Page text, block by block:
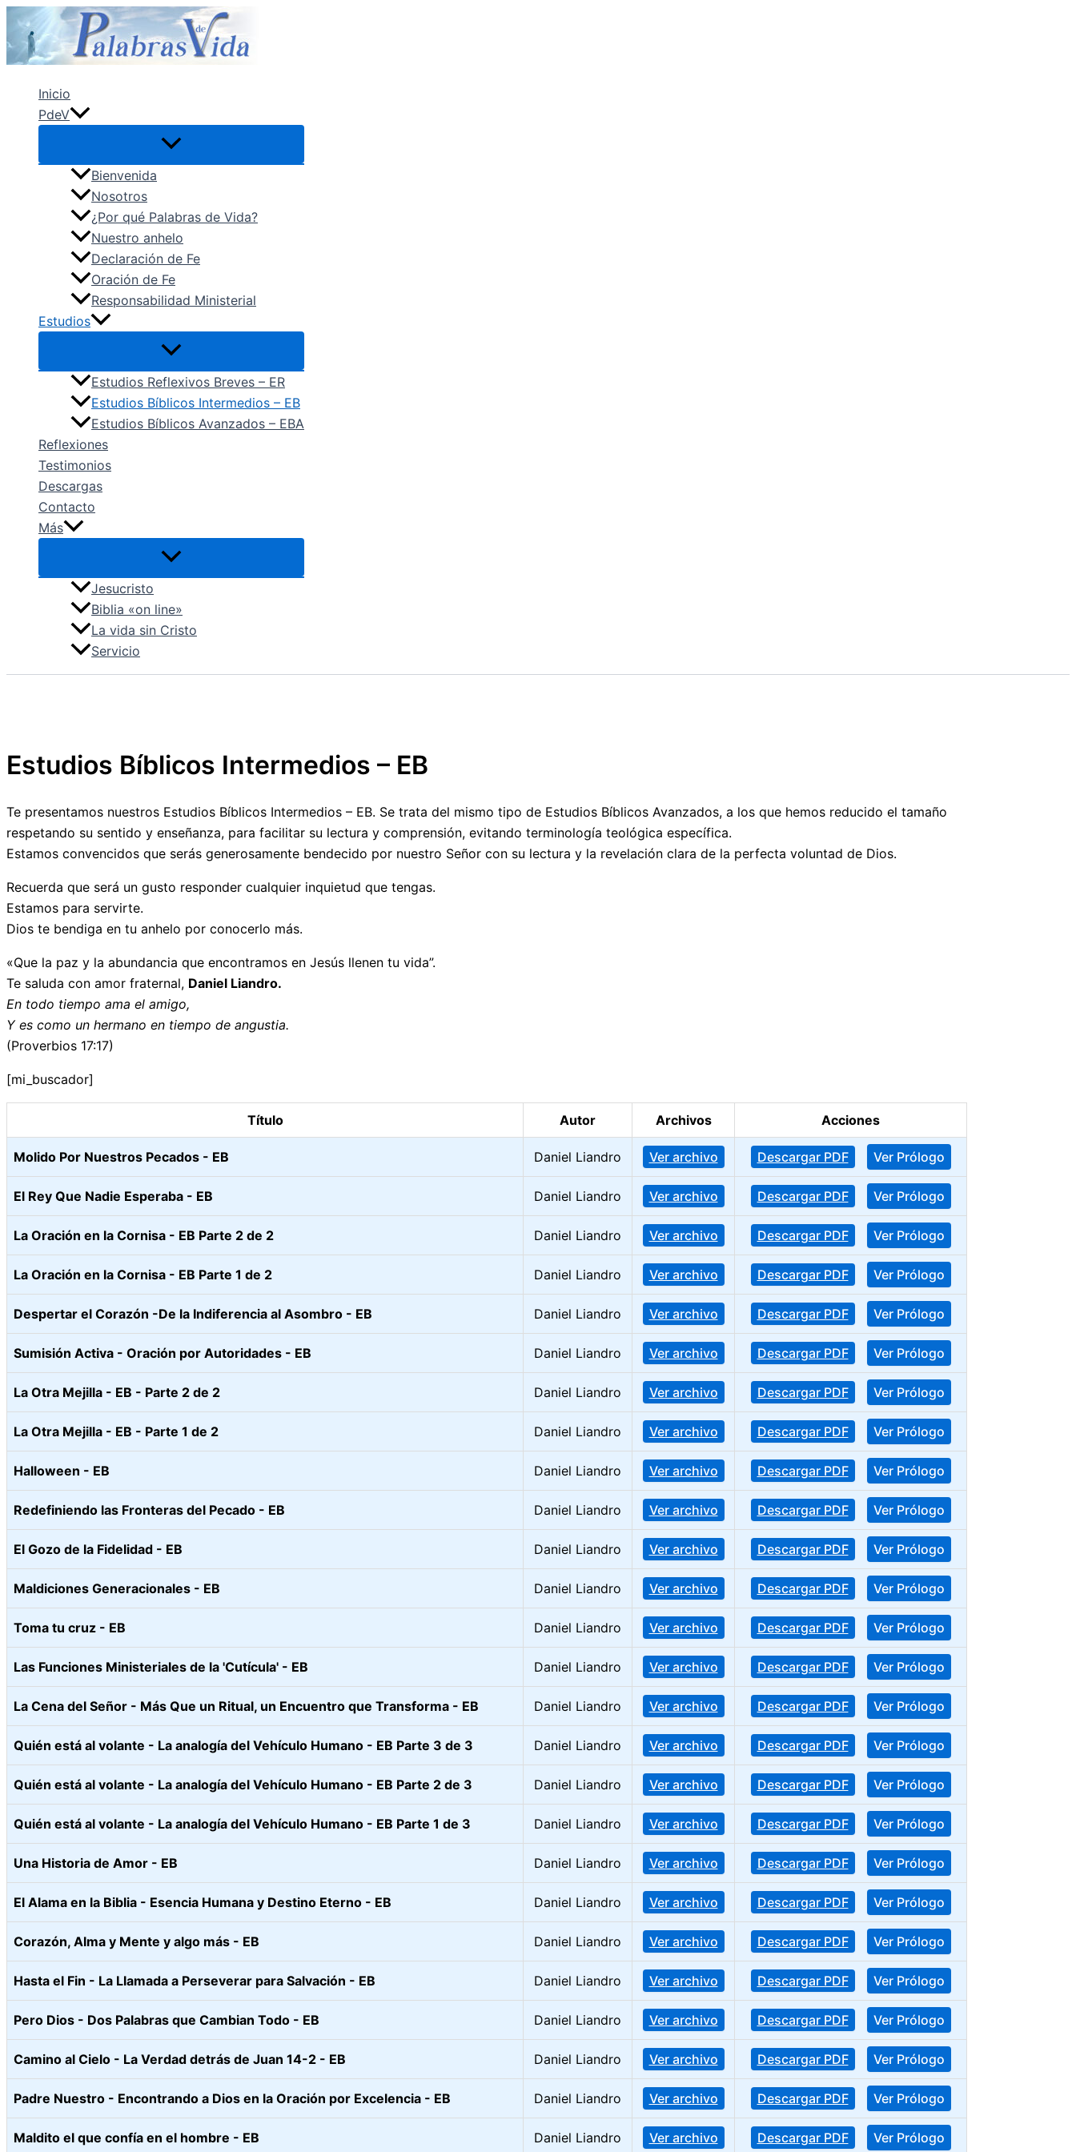
contenido
Inicio
PdeV
Bienvenida
Nosotros
¿Por qué Palabras de Vida?
Nuestro anhelo
Declaración de Fe
Oración de Fe
Responsabilidad Ministerial
Estudios
Estudios Reflexivos Breves – ER
Estudios Bíblicos Intermedios – EB
Estudios Bíblicos Avanzados – EBA
Reflexiones
Testimonios
Descargas
Contacto
Más
Jesucristo
Biblia «on line»
La vida sin Cristo
Servicio
Estudios Bíblicos Intermedios – EB
Te presentamos nuestros Estudios Bíblicos Intermedios – EB. Se trata del mismo tipo de Estudios Bíblicos Avanzados, a los que hemos reducido el tamaño
respetando su sentido y enseñanza, para facilitar su lectura y comprensión, evitando terminología teológica específica.
Estamos convencidos que serás generosamente bendecido por nuestro Señor con su lectura y la revelación clara de la perfecta voluntad de Dios.
Recuerda que será un gusto responder cualquier inquietud que tengas.
Estamos para servirte.
Dios te bendiga en tu anhelo por conocerlo más.
«Que la paz y la abundancia que encontramos en Jesús llenen tu vida”.
Te saluda con amor fraternal, Daniel Liandro.
En todo tiempo ama el amigo,
Y es como un hermano en tiempo de angustia.
(Proverbios 17:17)
[mi_buscador]
Título Autor Archivos Acciones
Molido Por Nuestros Pecados - EB Daniel Liandro Ver archivo Descargar PDF Ver Prólogo
El Rey Que Nadie Esperaba - EB Daniel Liandro Ver archivo Descargar PDF Ver Prólogo
La Oración en la Cornisa - EB Parte 2 de 2 Daniel Liandro Ver archivo Descargar PDF Ver Prólogo
La Oración en la Cornisa - EB Parte 1 de 2 Daniel Liandro Ver archivo Descargar PDF Ver Prólogo
Despertar el Corazón -De la Indiferencia al Asombro - EB Daniel Liandro Ver archivo Descargar PDF Ver Prólogo
Sumisión Activa - Oración por Autoridades - EB Daniel Liandro Ver archivo Descargar PDF Ver Prólogo
La Otra Mejilla - EB - Parte 2 de 2 Daniel Liandro Ver archivo Descargar PDF Ver Prólogo
La Otra Mejilla - EB - Parte 1 de 2 Daniel Liandro Ver archivo Descargar PDF Ver Prólogo
Halloween - EB Daniel Liandro Ver archivo Descargar PDF Ver Prólogo
Redefiniendo las Fronteras del Pecado - EB Daniel Liandro Ver archivo Descargar PDF Ver Prólogo
El Gozo de la Fidelidad - EB Daniel Liandro Ver archivo Descargar PDF Ver Prólogo
Maldiciones Generacionales - EB Daniel Liandro Ver archivo Descargar PDF Ver Prólogo
Toma tu cruz - EB Daniel Liandro Ver archivo Descargar PDF Ver Prólogo
Las Funciones Ministeriales de la 'Cutícula' - EB Daniel Liandro Ver archivo Descargar PDF Ver Prólogo
La Cena del Señor - Más Que un Ritual, un Encuentro que Transforma - EB Daniel Liandro Ver archivo Descargar PDF Ver Prólogo
Quién está al volante - La analogía del Vehículo Humano - EB Parte 3 de 3 Daniel Liandro Ver archivo Descargar PDF Ver Prólogo
Quién está al volante - La analogía del Vehículo Humano - EB Parte 2 de 3 Daniel Liandro Ver archivo Descargar PDF Ver Prólogo
Quién está al volante - La analogía del Vehículo Humano - EB Parte 1 de 3 Daniel Liandro Ver archivo Descargar PDF Ver Prólogo
Una Historia de Amor - EB Daniel Liandro Ver archivo Descargar PDF Ver Prólogo
El Alama en la Biblia - Esencia Humana y Destino Eterno - EB Daniel Liandro Ver archivo Descargar PDF Ver Prólogo
Corazón, Alma y Mente y algo más - EB Daniel Liandro Ver archivo Descargar PDF Ver Prólogo
Hasta el Fin - La Llamada a Perseverar para Salvación - EB Daniel Liandro Ver archivo Descargar PDF Ver Prólogo
Pero Dios - Dos Palabras que Cambian Todo - EB Daniel Liandro Ver archivo Descargar PDF Ver Prólogo
Camino al Cielo - La Verdad detrás de Juan 14-2 - EB Daniel Liandro Ver archivo Descargar PDF Ver Prólogo
Padre Nuestro - Encontrando a Dios en la Oración por Excelencia - EB Daniel Liandro Ver archivo Descargar PDF Ver Prólogo
Maldito el que confía en el hombre - EB Daniel Liandro Ver archivo Descargar PDF Ver Prólogo